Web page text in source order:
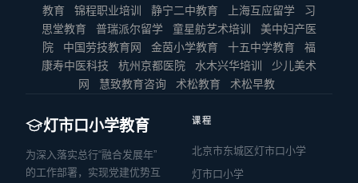
教育
锦程职业培训 静宁二中教育 上海互应留学
习
思堂教育
普瑞派尔留学 童星舫艺术培训
美中妇产医
院
中国劳技教育网 金茵小学教育 十五中学教育
福
康寿中医科技
杭州京都医院 水木兴华培训
少儿美术
网
慧致教育咨询 术松教育 术松早教
灯市口小学教育
为深入落实总行“融合发展年”
的工作部署，实现党建优势互
课程
北京市东城区灯市口小学
灯市口小学